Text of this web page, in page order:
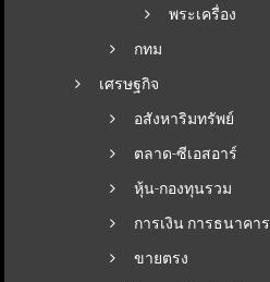
พระเครื่อง
กทม
เศรษฐกิจ
อสังหาริมทรัพย์
ตลาด-ซีเอสอาร์
หุ้น-กองทุนรวม
การเงิน การธนาคาร
ขายตรง